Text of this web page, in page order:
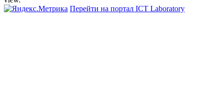
Перейти на портал ICT Laboratory